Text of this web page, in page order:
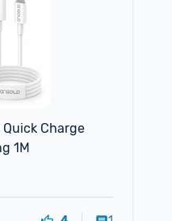
Quick Charge
1M